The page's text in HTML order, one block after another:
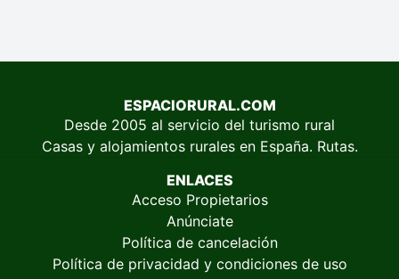
ESPACIORURAL.COM
Desde 2005 al servicio del turismo rural
Casas y alojamientos rurales en España. Rutas.
ENLACES
Acceso Propietarios
Anúnciate
Política de cancelación
Política de privacidad y condiciones de uso